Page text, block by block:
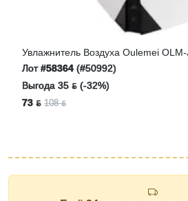
Увлажнитель Воздуха Oulemei
Лот#58364 (#50992)
Выгода 35 ƃ (-32%)
73 ƃ 108 ƃ